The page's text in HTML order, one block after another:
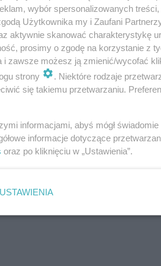
Za drugą żółtą, a w
efekcie przyniosło utratę
zieloni" spadli na
A może chcesz
Piszcie do nas na: [email
w Grudziądzu.
wybór spersonalizowanych
Użytkownika my i Zaufani
aktywnie skanować charakterystykę
prosimy o zgodę na korzystanie z
i zawsze możesz ją zmienić/wycofać
strony
. Niektóre rodzaje
się takiemu przetwarzaniu.
informacjami, abyś mógł
informacje dotyczące
oraz po kliknięciu w „Ustawienia”.
USTAWIENIA